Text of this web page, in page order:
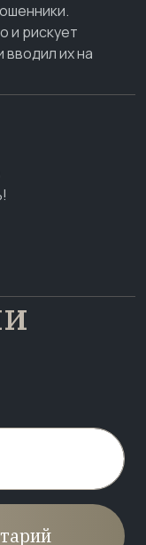
и рискует
их на